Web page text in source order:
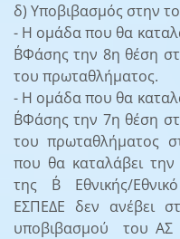
δ) Υποβιβασμός στην
- Η ομάδα που θα
Β΄Φάσης την 8η θέση
του πρωταθλήματος.
- Η ομάδα που θα
Β΄Φάσης την 7η θέση
του πρωταθλήματος
που θα καταλάβει
της Β΄ Εθνικής/
ΕΣΠΕΔΕ δεν ανέβει
υποβιβασμού του ΑΣ